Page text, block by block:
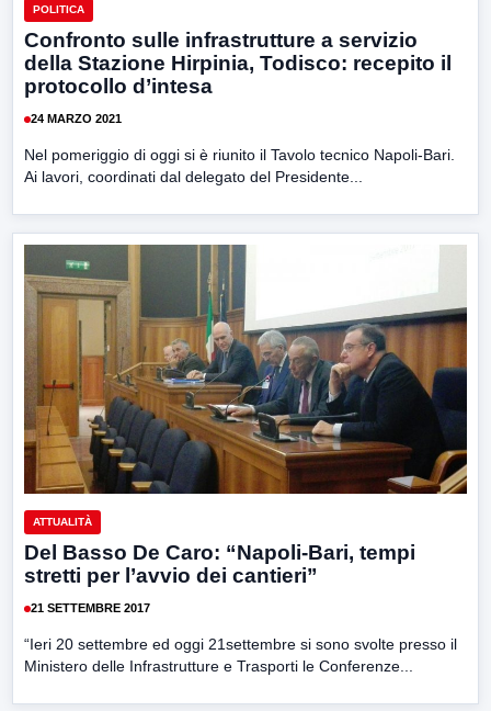
POLITICA
Confronto sulle infrastrutture a servizio
della Stazione Hirpinia, Todisco: recepito il
protocollo d’intesa
24 MARZO 2021
Nel pomeriggio di oggi si è riunito il Tavolo tecnico Napoli-Bari.
Ai lavori, coordinati dal delegato del Presidente...
ATTUALITÀ
Del Basso De Caro: “Napoli-Bari, tempi
stretti per l’avvio dei cantieri”
21 SETTEMBRE 2017
“Ieri 20 settembre ed oggi 21settembre si sono svolte presso il
Ministero delle Infrastrutture e Trasporti le Conferenze...